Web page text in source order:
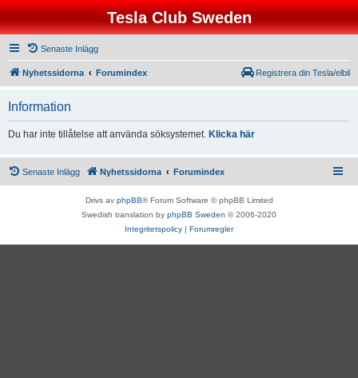
Tesla Club Sweden
Senaste Inlägg
Nyhetssidorna Forumindex Registrera din Tesla/elbil
Information
Du har inte tillåtelse att använda söksystemet. Klicka här
Senaste Inlägg Nyhetssidorna Forumindex
Drivs av phpBB® Forum Software © phpBB Limited
Swedish translation by phpBB Sweden © 2006-2020
Integritetspolicy | Forumregler